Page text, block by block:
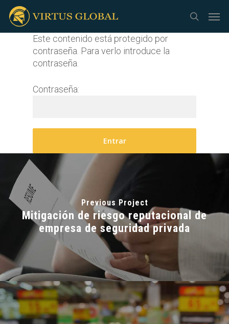
Skip
main
search
Este contenido está protegido por
contraseña. Para verlo introduce la
contraseña.
Contraseña:
Previous Project
Mitigación de riesgo reputacional de
empresa de seguridad privada